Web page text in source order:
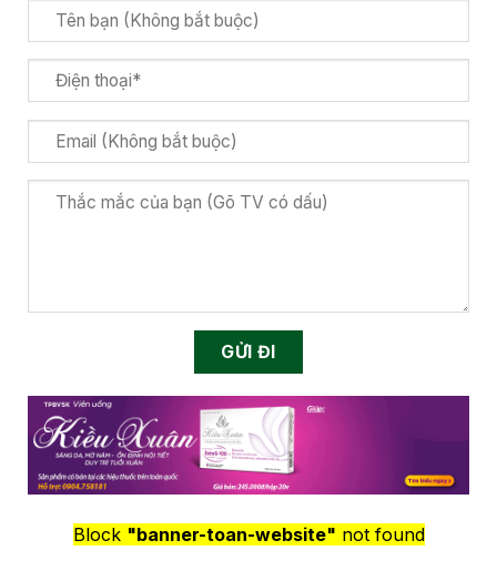
Block "banner-toan-website" not found